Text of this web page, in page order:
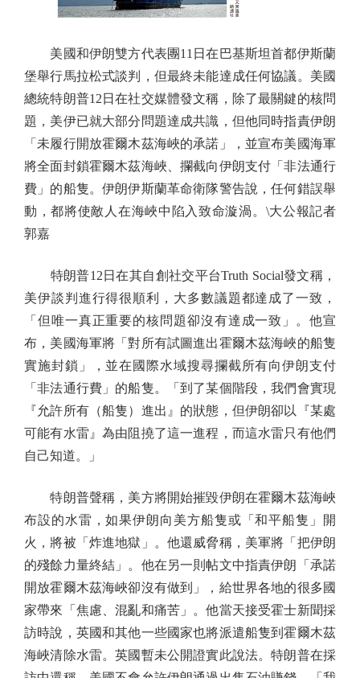
美國和伊朗雙方代表團11日在巴基斯坦首都伊斯蘭
堡舉行馬拉松式談判，但最終未能達成任何協議。美國
總統特朗普12日在社交媒體發文稱，除了最關鍵的核問
題，美伊已就大部分問題達成共識，但他同時指責伊朗
「未履行開放霍爾木茲海峽的承諾」，並宣布美國海軍
將全面封鎖霍爾木茲海峽、攔截向伊朗支付「非法通行
費」的船隻。伊朗伊斯蘭革命衛隊警告說，任何錯誤舉
動，都將使敵人在海峽中陷入致命漩渦。\大公報記者
郭嘉
特朗普12日在其自創社交平台Truth Social發文稱，
美伊談判進行得很順利，大多數議題都達成了一致，
「但唯一真正重要的核問題卻沒有達成一致」。他宣
布，美國海軍將「對所有試圖進出霍爾木茲海峽的船隻
實施封鎖」，並在國際水域搜尋攔截所有向伊朗支付
「非法通行費」的船隻。「到了某個階段，我們會實現
『允許所有（船隻）進出』的狀態，但伊朗卻以『某處
可能有水雷』為由阻撓了這一進程，而這水雷只有他們
自己知道。」
特朗普聲稱，美方將開始摧毀伊朗在霍爾木茲海峽
布設的水雷，如果伊朗向美方船隻或「和平船隻」開
火，將被「炸進地獄」。他還威脅稱，美軍將「把伊朗
的殘餘力量終結」。他在另一則帖文中指責伊朗「承諾
開放霍爾木茲海峽卻沒有做到」，給世界各地的很多國
家帶來「焦慮、混亂和痛苦」。他當天接受霍士新聞採
訪時說，英國和其他一些國家也將派遣船隻到霍爾木茲
海峽清除水雷。英國暫未公開證實此說法。特朗普在採